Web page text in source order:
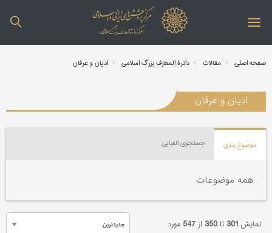
صفحه اصلی مقالات دائرة المعارف بزرگ اسلامی ادیان و عرفان
ادیان و عرفان
موضوع بندی جستجوی الفبایی
همه موضوعات
نمایش 301 تا350 از547 مورد